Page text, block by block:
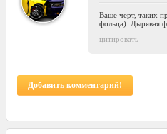
Ваше черт, таких
фольца). Дырявая
цитировать
Добавить комментарий!